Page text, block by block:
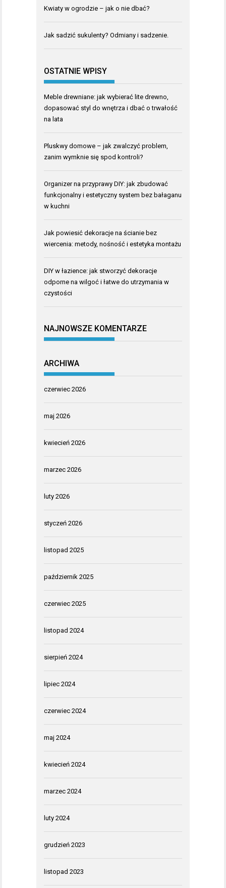
Kwiaty w ogrodzie – jak o nie dbać?
Jak sadzić sukulenty? Odmiany i sadzenie.
OSTATNIE WPISY
Meble drewniane: jak wybierać lite drewno,
dopasować styl do wnętrza i dbać o trwałość
na lata
Pluskwy domowe – jak zwalczyć problem,
zanim wymknie się spod kontroli?
Organizer na przyprawy DIY: jak zbudować
funkcjonalny i estetyczny system bez bałaganu
w kuchni
Jak powiesić dekoracje na ścianie bez
wiercenia: metody, nośność i estetyka montażu
DIY w łazience: jak stworzyć dekoracje
odporne na wilgoć i łatwe do utrzymania w
czystości
NAJNOWSZE KOMENTARZE
ARCHIWA
czerwiec 2026
maj 2026
kwiecień 2026
marzec 2026
luty 2026
styczeń 2026
listopad 2025
październik 2025
czerwiec 2025
listopad 2024
sierpień 2024
lipiec 2024
czerwiec 2024
maj 2024
kwiecień 2024
marzec 2024
luty 2024
grudzień 2023
listopad 2023